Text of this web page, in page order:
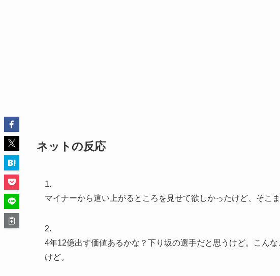
ネットの反応
1.
マイナーから這い上がるところを見せて欲しかったけど、そこ
2.
4年12億出す価値あるかな？下り坂の選手だと思うけど。こん
けど。